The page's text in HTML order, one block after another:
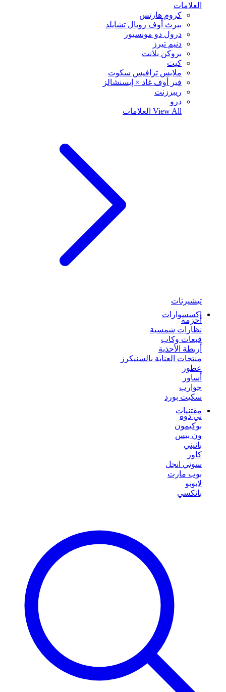
العلامات
كروم هارتس
بيرث أوف رويال تشايلد
درول دو مونسيور
دنيم تيرز
بروكن بلانت
كيث
ملابس ترافيس سكوت
فير أوف غاد × إيسنشالز
ريبرزنت
درو
View All العلامات
تيشيرتات
إكسسوارات
أحزمة
نظارات شمسية
قبعات وكاب
أربطة الأحذية
منتجات العناية بالسنيكرز
عطور
أساور
جوارب
سكيت بورد
مقتنيات
ني دوه
بوكيمون
ون بيس
بانيني
كاوز
سوني انجل
بوب مارت
لابوبو
بانكسي